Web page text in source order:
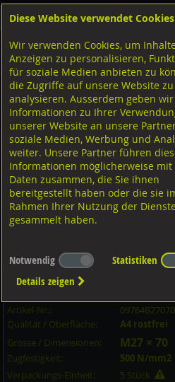
Shop Schrauben Linsensenkkopf
Diverse Ausführungen Spanplattenschrauben
mit Torx A2
Gewindebolzen, DIN976-1/BO A4
Artikel-Informationen
Artikel-Nr.:
09764B27070
Qualität / Oberfläche:
A4 rostfrei
Grösse / Dimensionen:
M27 × 70
Zugfestigkeit:
500 N/mm2
Verpackungs-Einheit:
5 Stück
Diese Website verwendet Cookies
Wir verwenden Cookies, um
Anzeigen zu personalisieren,
für soziale Medien anbieten zu
die Zugriffe auf unsere Website zu
analysieren. Ausserdem geben wir
Informationen zu Ihrer
unserer Website an unsere
soziale Medien, Werbung und
weiter. Unsere Partner führen
Informationen möglicherweise mit
Daten zusammen, die Sie ihnen
bereitgestellt haben oder die sie
Rahmen Ihrer Nutzung der Dienste
gesammelt haben.
Notwendig Statistiken
Details zeigen